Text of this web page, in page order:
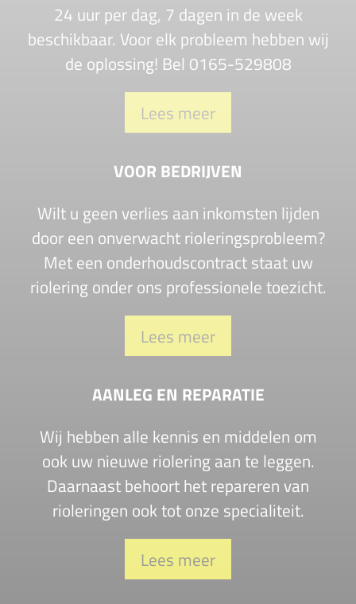
24 uur per dag, 7 dagen in de week
beschikbaar. Voor elk probleem hebben wij
de oplossing! Bel 0165-529808
Lees meer
VOOR BEDRIJVEN
Wilt u geen verlies aan inkomsten lijden
door een onverwacht rioleringsprobleem?
Met een onderhoudscontract staat uw
riolering onder ons professionele toezicht.
Lees meer
AANLEG EN REPARATIE
Wij hebben alle kennis en middelen om
ook uw nieuwe riolering aan te leggen.
Daarnaast behoort het repareren van
rioleringen ook tot onze specialiteit.
Lees meer